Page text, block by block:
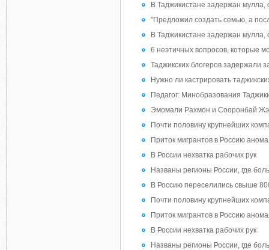
В Таджикистане задержан
"Предложил создать семью, а
В Таджикистане задержан
6 неэтичных вопросов, которые
Таджикских блогеров задержали
Нужно ли кастрировать
Педагог: Минобразования
Эмомали Рахмон и Сооронбай
Почти половину крупнейших
Приток мигрантов в Россию
В России нехватка рабочих рук
Названы регионы России, где
В Россию переселились свыше
Почти половину крупнейших
Приток мигрантов в Россию
В России нехватка рабочих рук
Названы регионы России, где